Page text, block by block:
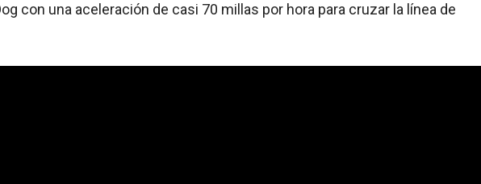
con una aceleración de casi 70 millas por hora para cruzar la línea de